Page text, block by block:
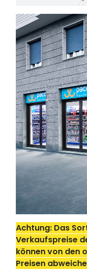
Achtung: Das
Verkaufspreise
können von den
Preisen